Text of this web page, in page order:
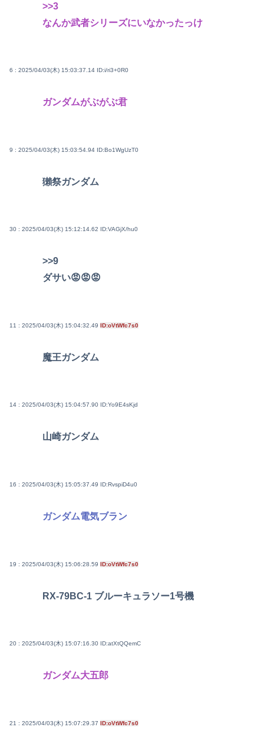
>>3
なんか武者シリーズにいなかったっけ
6 : 2025/04/03(木) 15:03:37.14 ID:i/ri3+0R0
ガンダムがぶがぶ君
9 : 2025/04/03(木) 15:03:54.94 ID:Bo1WgUzT0
獺祭ガンダム
30 : 2025/04/03(木) 15:12:14.62 ID:VAGjX/hu0
>>9
ダサい😡😡😡
11 : 2025/04/03(木) 15:04:32.49 ID:oVtWfc7s0
魔王ガンダム
14 : 2025/04/03(木) 15:04:57.90 ID:Yo9E4sKjd
山崎ガンダム
16 : 2025/04/03(木) 15:05:37.49 ID:RvspiD4u0
ガンダム電気ブラン
19 : 2025/04/03(木) 15:06:28.59 ID:oVtWfc7s0
RX-79BC-1 ブルーキュラソー1号機
20 : 2025/04/03(木) 15:07:16.30 ID:atXtQQemC
ガンダム大五郎
21 : 2025/04/03(木) 15:07:29.37 ID:oVtWfc7s0